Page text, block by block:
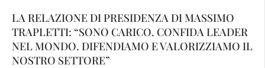
LA RELAZIONE DI PRESIDENZA DI MASSIMO
TRAPLETTI: “SONO CARICO. CONFIDA LEADER
NEL MONDO. DIFENDIAMO E VALORIZZIAMO IL
NOSTRO SETTORE”